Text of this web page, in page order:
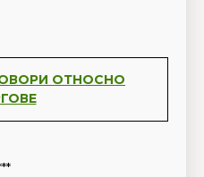
ОТНОСНО